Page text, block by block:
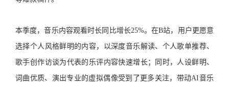
本季度，音乐内容观看时长同比增长25%。在B站，用户更愿意
选择个人风格鲜明的内容，以深度音乐解读、个人歌单推荐、
歌手创作访谈为代表的乐评内容快速增长；同时，人设鲜明、
词曲优质、演出专业的虚拟偶像受到了更多关注，带动AI音乐